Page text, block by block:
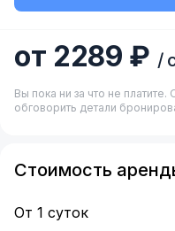
от 2289 ₽ /
Вы пока ни за что не
обговорить детали
Стоимость
От 1 суток